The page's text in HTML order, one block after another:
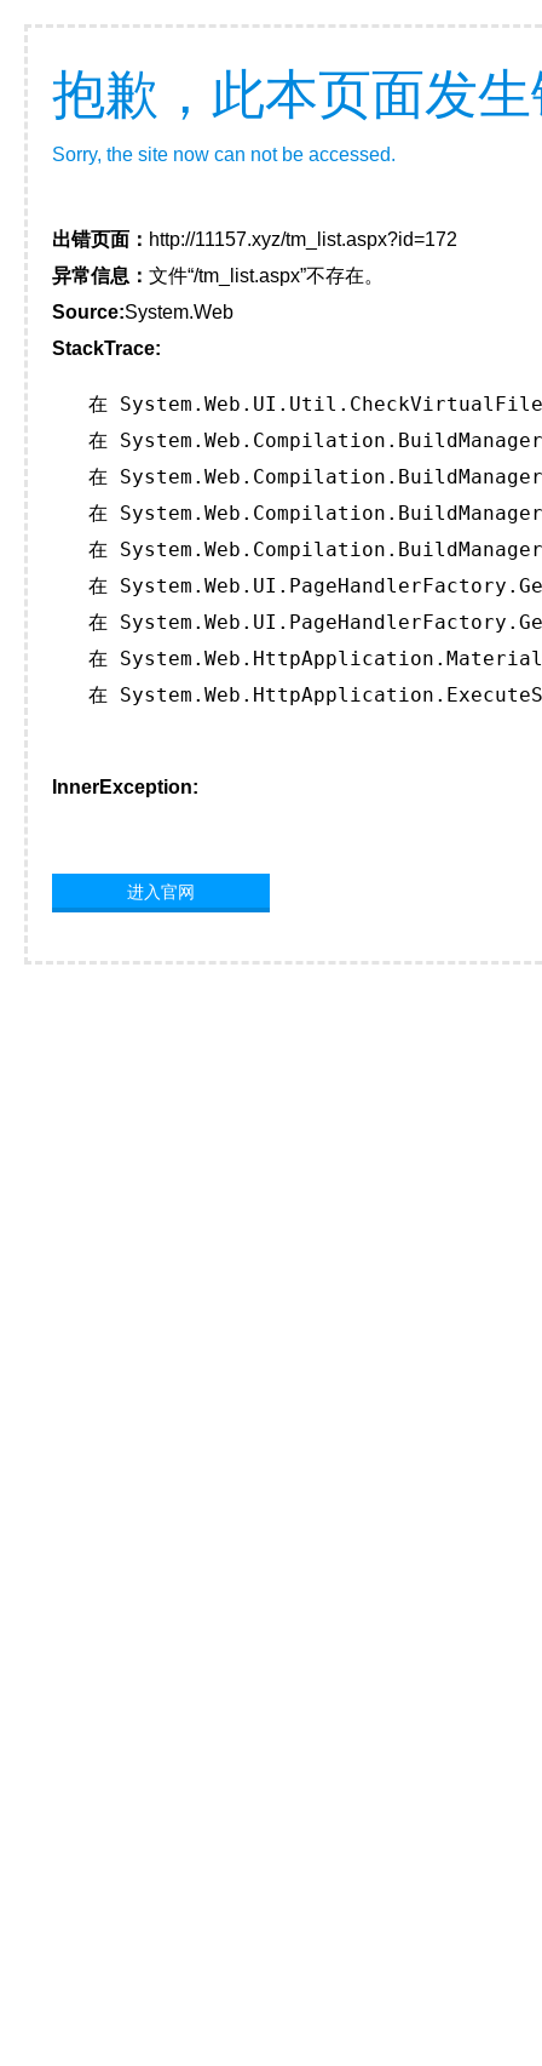
抱歉，此本页面发
Sorry, the site now can not be accessed.
出错页面： http://11157.xyz/tm_list.aspx?id=172
异常信息： 文件“/tm_list.aspx”不存在。
Source:System.Web
StackTrace:
在
在
在
在
在
在
在
在
在
InnerException:
进入官网